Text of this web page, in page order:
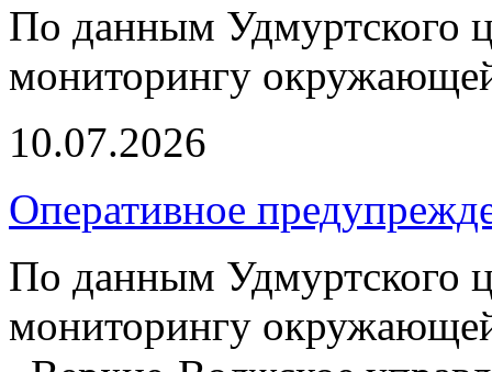
По данным Удмуртского
мониторингу
10.07.2026
Оперативное
По данным Удмуртского
мониторингу